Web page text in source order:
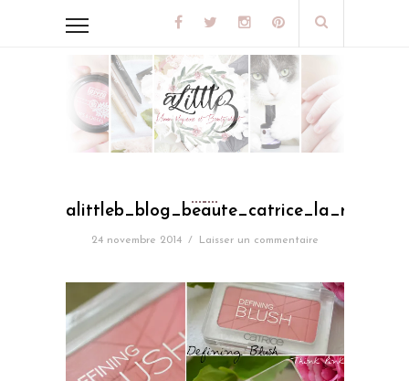
24 novembre 2014 / Laisser un commentaire